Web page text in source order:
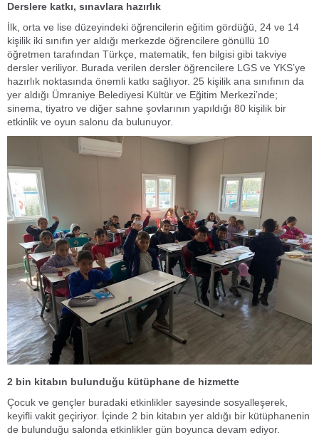
Derslere katkı, sınavlara hazırlık
İlk, orta ve lise düzeyindeki öğrencilerin eğitim gördüğü, 24 ve 14
kişilik iki sınıfın yer aldığı merkezde öğrencilere gönüllü 10
öğretmen tarafından Türkçe, matematik, fen bilgisi gibi takviye
dersler veriliyor. Burada verilen dersler öğrencilere LGS ve YKS’ye
hazırlık noktasında önemli katkı sağlıyor. 25 kişilik ana sınıfının da
yer aldığı Ümraniye Belediyesi Kültür ve Eğitim Merkezi’nde;
sinema, tiyatro ve diğer sahne şovlarının yapıldığı 80 kişilik bir
etkinlik ve oyun salonu da bulunuyor.
2 bin kitabın bulunduğu kütüphane de hizmette
Çocuk ve gençler buradaki etkinlikler sayesinde sosyalleşerek,
keyifli vakit geçiriyor. İçinde 2 bin kitabın yer aldığı bir kütüphanenin
de bulunduğu salonda etkinlikler gün boyunca devam ediyor.